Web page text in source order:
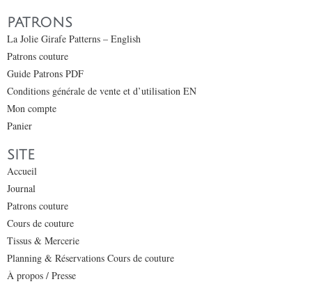
PATRONS
La Jolie Girafe Patterns – English
Patrons couture
Guide Patrons PDF
Conditions générale de vente et d’utilisation EN
Mon compte
Panier
SITE
Accueil
Journal
Patrons couture
Cours de couture
Tissus & Mercerie
Planning & Réservations Cours de couture
À propos / Presse